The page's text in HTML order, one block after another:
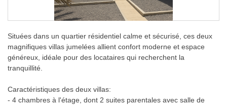
Situées dans un quartier résidentiel calme et sécurisé, ces deux
magnifiques villas jumelées allient confort moderne et espace
généreux, idéale pour des locataires qui recherchent la
tranquillité.
Caractéristiques des deux villas:
- 4 chambres à l'étage, dont 2 suites parentales avec salle de